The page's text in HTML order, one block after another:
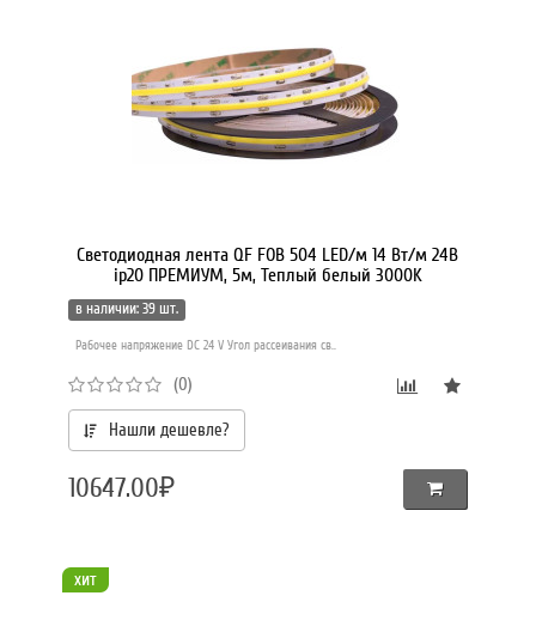
Светодиодная лента QF FOB 504 LED/м 14 Вт/м 24В
ip20 ПРЕМИУМ, 5м, Теплый белый 3000K
в наличии: 39 шт.
Рабочее напряжение DC 24 V Угол рассеивания св..
(0)
Нашли дешевле?
10647.00₽
хит